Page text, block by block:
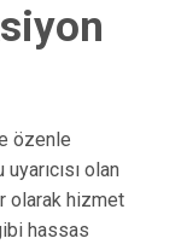
özenle
olan
olarak hizmet
hassas